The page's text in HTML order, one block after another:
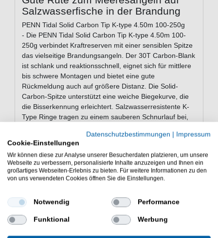
Salzwasserfische in der Brandung
PENN Tidal Solid Carbon Tip K-type 4.50m 100-250g
- Die PENN Tidal Solid Carbon Tip K-type 4.50m 100-
250g verbindet Kraftreserven mit einer sensiblen Spitze
das vielseitige Brandungsangeln. Der 30T Carbon-Blank
ist schlank und reaktionsschnell, eignet sich für mittlere
bis schwere Montagen und bietet eine gute
Rückmeldung auch auf größere Distanz. Die Solid-
Carbon-Spitze unterstützt eine weiche Biegekurve, die
die Bisserkennung erleichtert. Salzwasserresistente K-
Type Ringe tragen zu einem sauberen Schnurlauf bei,
gummierte Griff mit strukturierter Wurfzone liegt bei
längeren Würfen sicher in der Hand. Diese Rute ist für
Angler konzipiert, die zuverlässige Kontrolle mit flexibler
Einsatzmöglichkeit kombinieren möchten.
Eigenschaften der PENN Tidal Solid
Carbon Tip K-type 4.50m 100-250g
Datenschutzbestimmungen | Impressum
Cookie-Einstellungen
Wir können diese zur Analyse unserer Besucherdaten platzieren, um unsere
Webseite zu verbessern, personalisierte Inhalte anzuzeigen und Ihnen ein
großartiges Webseiten-Erlebnis zu bieten. Für weitere Informationen zu den
von uns verwendeten Cookies öffnen Sie die Einstellungen.
Notwendig Performance
Funktional Werbung